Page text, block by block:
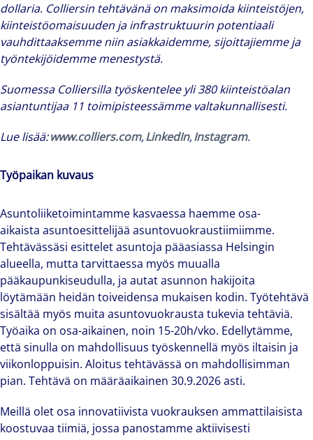
dollaria. Colliersin tehtävänä on maksimoida kiinteistöjen,
kiinteistöomaisuuden ja infrastruktuurin potentiaali
vauhdittaaksemme niin asiakkaidemme, sijoittajiemme ja
työntekijöidemme menestystä.
Suomessa Colliersillatyöskentelee yli 380 kiinteistöalan
asiantuntijaa 11 toimipisteessämme valtakunnallisesti.
Lue lisää:www.colliers.com,LinkedIn,Instagram.
Työpaikan kuvaus
Asuntoliiketoimintamme kasvaessa haemme osa-
aikaista asuntoesittelijää asuntovuokraustiimiimme.
Tehtävässäsi esittelet asuntoja pääasiassa Helsingin
alueella, mutta tarvittaessa myös muualla
pääkaupunkiseudulla, ja autat asunnon hakijoita
löytämään heidän toiveidensa mukaisen kodin. Työtehtävä
sisältää myös muita asuntovuokrausta tukevia tehtäviä.
Työaika on osa-aikainen, noin 15-20h/vko. Edellytämme,
että sinulla on mahdollisuus työskennellä myös iltaisin ja
viikonloppuisin. Aloitus tehtävässä on mahdollisimman
pian. Tehtävä on määräaikainen 30.9.2026 asti.
Meillä olet osa innovatiivista vuokrauksen ammattilaisista
koostuvaa tiimiä, jossa panostamme aktiivisesti